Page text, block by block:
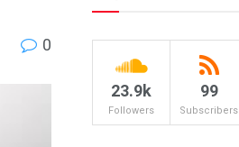
0
23.9k
Followers
99
Subscribers